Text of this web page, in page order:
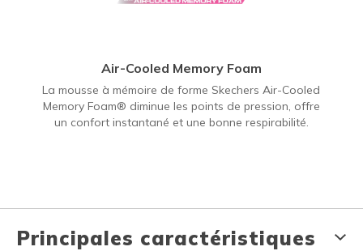
Air-Cooled Memory Foam
La mousse à mémoire de forme Skechers Air-Cooled
Memory Foam® diminue les points de pression, offre
un confort instantané et une bonne respirabilité.
Principales caractéristiques